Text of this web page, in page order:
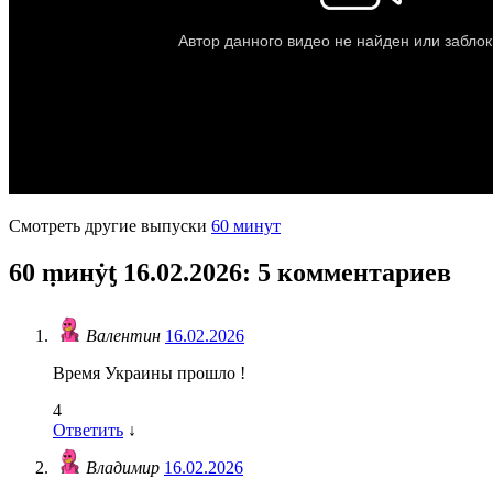
Смотреть другие выпуски 60 минут
60 ṃинẏƫ 16.02.2026: 5 комментариев
Валентин 16.02.2026
Время Украины прошло !
4
Ответить ↓
Владимир 16.02.2026